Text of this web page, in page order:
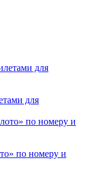
для
по номеру и